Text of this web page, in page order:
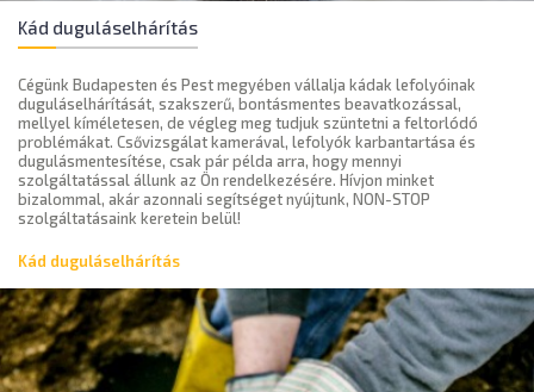
Kád duguláselhárítás
Cégünk Budapesten és Pest megyében vállalja kádak lefolyóinak
duguláselhárítását, szakszerű, bontásmentes beavatkozással,
mellyel kíméletesen, de végleg meg tudjuk szüntetni a feltorlódó
problémákat. Csővizsgálat kamerával, lefolyók karbantartása és
dugulásmentesítése, csak pár példa arra, hogy mennyi
szolgáltatással állunk az Ön rendelkezésére. Hívjon minket
bizalommal, akár azonnali segítséget nyújtunk, NON-STOP
szolgáltatásaink keretein belül!
Kád duguláselhárítás